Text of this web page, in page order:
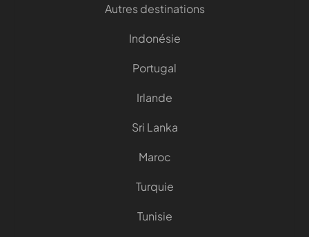
Autres destinations
Indonésie
Portugal
Irlande
Sri Lanka
Maroc
Turquie
Tunisie